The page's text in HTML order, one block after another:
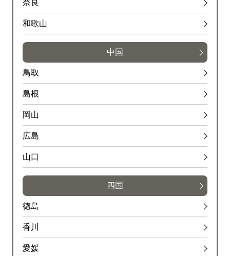
奈良
和歌山
中国
鳥取
島根
岡山
広島
山口
四国
徳島
香川
愛媛